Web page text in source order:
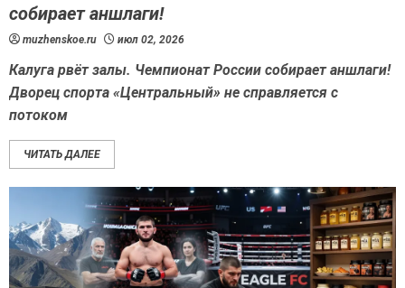
собирает аншлаги!
muzhenskoe.ru июл 02, 2026
Калуга рвёт залы. Чемпионат России собирает аншлаги!
Дворец спорта «Центральный» не справляется с
потоком
ЧИТАТЬ ДАЛЕЕ